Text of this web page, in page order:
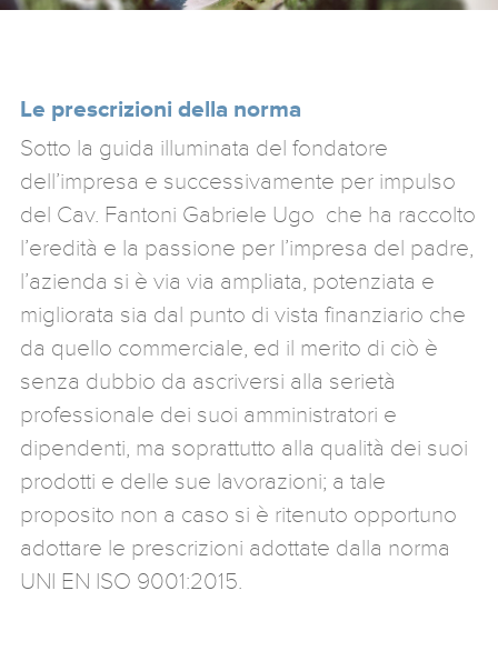
Le prescrizioni della norma
Sotto la guida illuminata del fondatore
dell’impresa e successivamente per impulso
del Cav. Fantoni Gabriele Ugo che ha raccolto
l’eredità e la passione per l’impresa del padre,
l’azienda si è via via ampliata, potenziata e
migliorata sia dal punto di vista finanziario che
da quello commerciale, ed il merito di ciò è
senza dubbio da ascriversi alla serietà
professionale dei suoi amministratori e
dipendenti, ma soprattutto alla qualità dei suoi
prodotti e delle sue lavorazioni; a tale
proposito non a caso si è ritenuto opportuno
adottare le prescrizioni adottate dalla norma
UNI EN ISO 9001:2015.